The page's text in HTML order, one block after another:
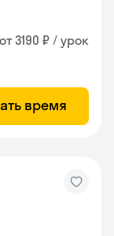
от 3190 ₽ / урок
время